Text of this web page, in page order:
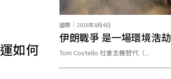
如何
國際 2026年8月4日
伊朗戰爭 是一場環境浩劫
Tom Costello 社會主義替代（...